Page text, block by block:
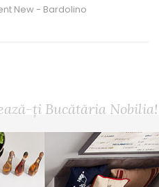
New - Bardolino
ți Bucătăria Nobilia!